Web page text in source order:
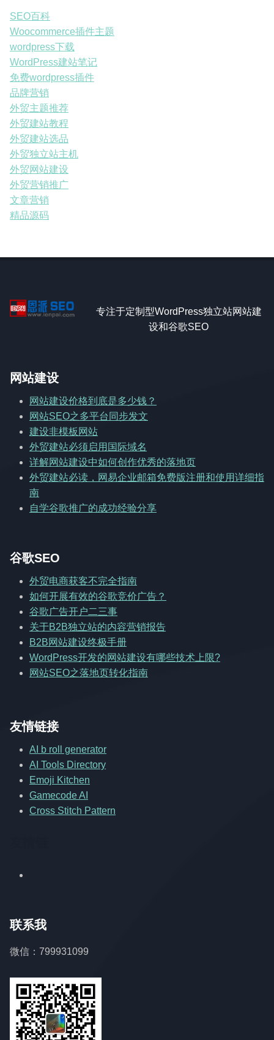
SEO百科
Woocommerce插件主题
wordpress下载
WordPress建站笔记
免费wordpress插件
品牌营销
外贸主题推荐
外贸建站教程
外贸建站选品
外贸独立站主机
外贸网站建设
外贸营销推广
文章营销
精品源码
专注于定制型WordPress独立站网站建
设和谷歌SEO
网站建设
网站建设价格到底是多少钱？
网站SEO之多平台同步发文
建设非模板网站
外贸建站必须启用国际域名
详解网站建设中如何创作优秀的落地页
外贸建站必读，网易企业邮箱免费版注册和使用详细指
南
自学谷歌推广的成功经验分享
谷歌SEO
外贸电商获客不完全指南
如何开展有效的谷歌竞价广告？
谷歌广告开户二三事
关于B2B独立站的内容营销报告
B2B网站建设终极手册
WordPress开发的网站建设有哪些技术上限?
网站SEO之落地页转化指南
友情链接
AI b roll generator
AI Tools Directory
Emoji Kitchen
Gamecode AI
Cross Stitch Pattern
联系我
微信：799931099